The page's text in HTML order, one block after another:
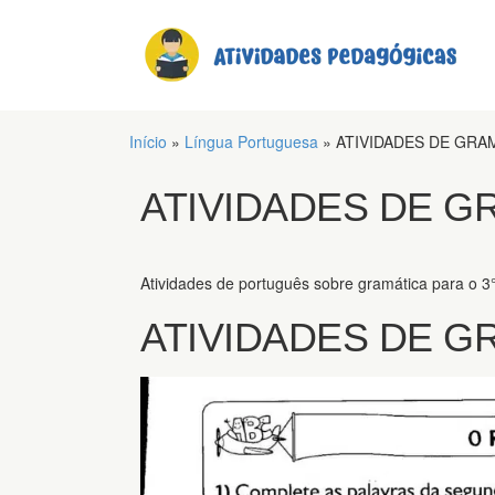
Início » Língua Portuguesa » ATIVIDADES DE
ATIVIDADES DE
Atividades de português sobre gramática para o
ATIVIDADES DE